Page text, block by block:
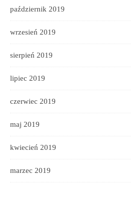
październik 2019
wrzesień 2019
sierpień 2019
lipiec 2019
czerwiec 2019
maj 2019
kwiecień 2019
marzec 2019